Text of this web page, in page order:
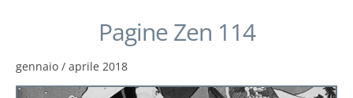
Pagine Zen 114
gennaio / aprile 2018